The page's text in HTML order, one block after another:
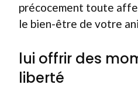
précocement toute
le bien-être de votre
lui offrir des
liberté